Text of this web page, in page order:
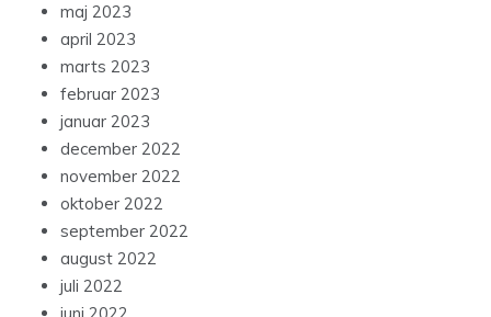
maj 2023
april 2023
marts 2023
februar 2023
januar 2023
december 2022
november 2022
oktober 2022
september 2022
august 2022
juli 2022